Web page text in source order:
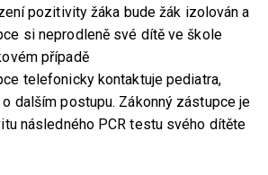
pozitivity žáka bude žák izolován a
si neprodleně své dítě ve škole
případě
telefonicky kontaktuje pediatra,
dalším postupu. Zákonný zástupce je
následného PCR testu svého dítěte